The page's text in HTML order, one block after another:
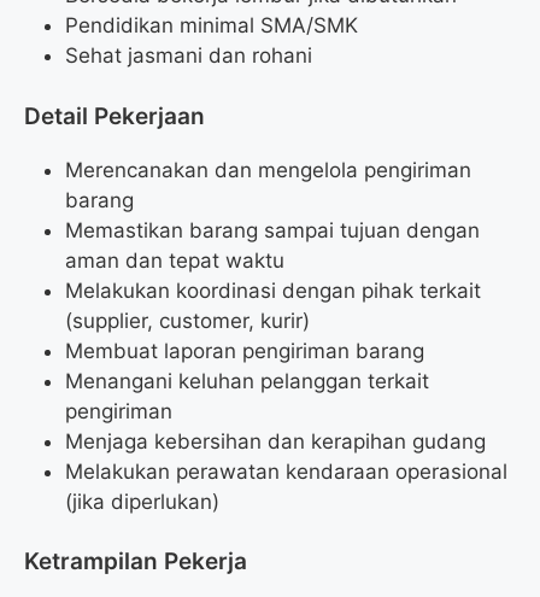
Pendidikan minimal SMA/SMK
Sehat jasmani dan rohani
Detail Pekerjaan
Merencanakan dan mengelola pengiriman
barang
Memastikan barang sampai tujuan dengan
aman dan tepat waktu
Melakukan koordinasi dengan pihak terkait
(supplier, customer, kurir)
Membuat laporan pengiriman barang
Menangani keluhan pelanggan terkait
pengiriman
Menjaga kebersihan dan kerapihan gudang
Melakukan perawatan kendaraan operasional
(jika diperlukan)
Ketrampilan Pekerja